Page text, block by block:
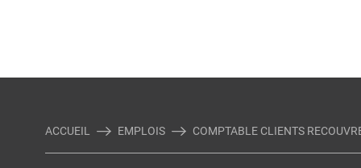
ACCUEIL EMPLOIS COMPTABLE CLIENTS